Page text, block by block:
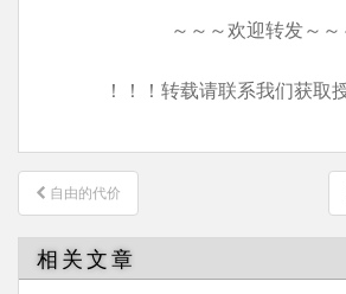
～～～欢迎转发～～
！！！转载请联系我们获取
文
章
导
航
自由的代价
相关文章